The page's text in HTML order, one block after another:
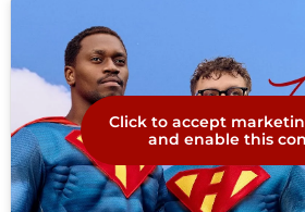
Click to accept
and enable this